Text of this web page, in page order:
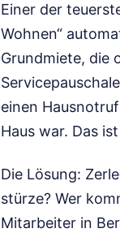
Einer der
Wohnen“
Grundmiete, die
einen
Haus war. Das
Die Lösung:
stürze? Wer
Mitarbeiter in